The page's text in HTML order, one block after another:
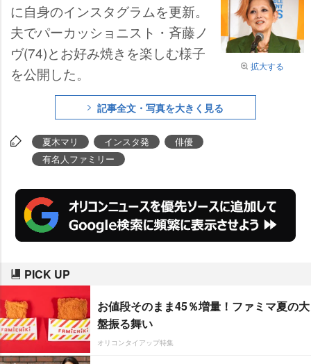
拡大する
に自身のインスタグラムを更新。
夫でパーカッショニスト・斉藤ノ
ヴ(74)とお好み焼きを楽しむ様子
を公開した。
記事全文・写真を大きく見る
夏木マリ インスタ発
俳優
有名人ファミリー
PICK UP
お値段そのまま45％増量！ファミマ夏の大
盤振る舞い
オリコンタイアップ特集